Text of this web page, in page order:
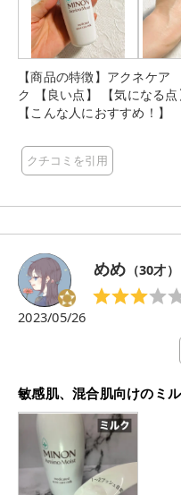
【商品の特徴】アクネケア
ク 【良い点】 【気になる
【こんな人におすすめ
れ・ニキビを防ぐアミノ酸
分(グリチルリチン酸2K)配
いコロンとした容器、 プッ
みんなで使えて凄く助かっ
ンや乳液も使っています、
ニキビになやむ子供たちに
のデリケートな肌にも使えてうれしいで
… *
クチコミを引用
めめ （30才）
2023/05/26
敏感肌、混合肌向けのミ